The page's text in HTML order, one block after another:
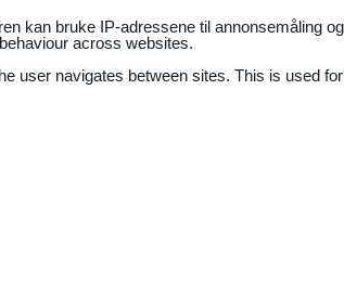
kan bruke IP-adressene til annonsemåling
across websites.
user navigates between sites. This is used